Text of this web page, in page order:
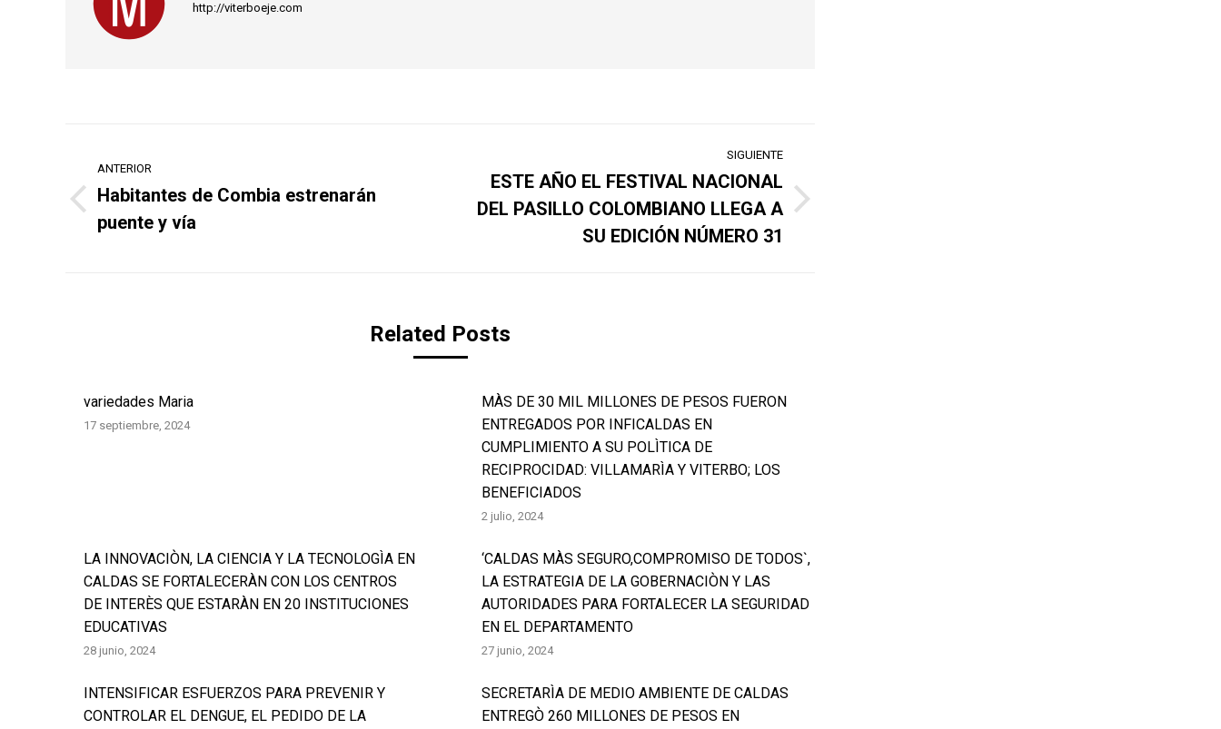
http://viterboeje.com
entre
publicaciones
ANTERIOR
anterior:
Habitantes de Combia estrenarán
puente y vía
SIGUIENTE
Publicación
ESTE AÑO EL FESTIVAL NACIONAL
DEL PASILLO COLOMBIANO LLEGA A
SU EDICIÓN NÚMERO 31
Related Posts
variedades Maria
17 septiembre, 2024
MÀS DE 30 MIL MILLONES DE PESOS FUERON
ENTREGADOS POR INFICALDAS EN
CUMPLIMIENTO A SU POLÌTICA DE
RECIPROCIDAD: VILLAMARÌA Y VITERBO; LOS
BENEFICIADOS
2 julio, 2024
LA INNOVACIÒN, LA CIENCIA Y LA TECNOLOGÌA EN
CALDAS SE FORTALECERÀN CON LOS CENTROS
DE INTERÈS QUE ESTARÀN EN 20 INSTITUCIONES
EDUCATIVAS
28 junio, 2024
‘CALDAS MÀS SEGURO,COMPROMISO DE TODOS`,
LA ESTRATEGIA DE LA GOBERNACIÒN Y LAS
AUTORIDADES PARA FORTALECER LA SEGURIDAD
EN EL DEPARTAMENTO
27 junio, 2024
INTENSIFICAR ESFUERZOS PARA PREVENIR Y
CONTROLAR EL DENGUE, EL PEDIDO DE LA
SECRETARÌA DE MEDIO AMBIENTE DE CALDAS
ENTREGÒ 260 MILLONES DE PESOS EN